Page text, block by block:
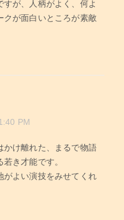
が、人柄がよく、何よ
クが面白いところが素敵
PM
かけ離れた、まるで物語
き才能です。
がよい演技をみせてくれ